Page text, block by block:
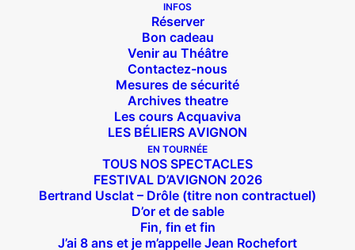
INFOS
Réserver
Bon cadeau
Venir au Théâtre
Contactez-nous
Mesures de sécurité
Archives theatre
Les cours Acquaviva
LES BÉLIERS AVIGNON
EN TOURNÉE
TOUS NOS SPECTACLES
FESTIVAL D’AVIGNON 2026
Bertrand Usclat – Drôle (titre non contractuel)
D’or et de sable
Fin, fin et fin
J’ai 8 ans et je m’appelle Jean Rochefort